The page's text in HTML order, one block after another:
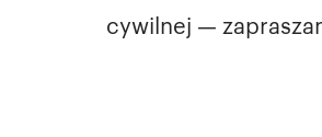
cywilnej —